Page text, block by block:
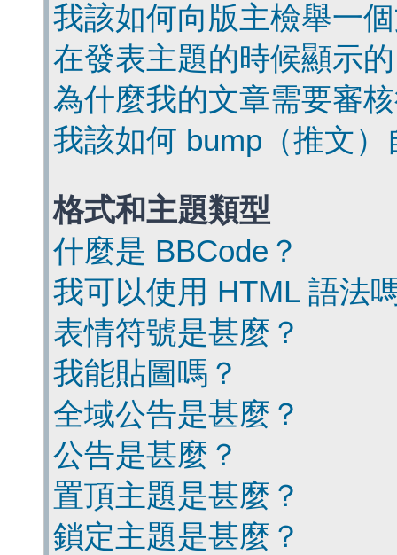
我該如何向版主檢舉一
在發表主題的時候顯示
為什麼我的文章需要審
我該如何 bump（推文
格式和主題類型
什麼是 BBCode？
我可以使用 HTML 語法
表情符號是甚麼？
我能貼圖嗎？
全域公告是甚麼？
公告是甚麼？
置頂主題是甚麼？
鎖定主題是甚麼？